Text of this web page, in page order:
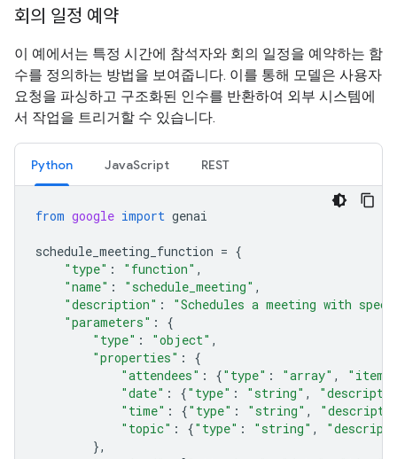
회의 일정 예약
이 예에서는 특정 시간에 참석자와 회의 일정을 예약하는 함
수를 정의하는 방법을 보여줍니다. 이를 통해 모델은 사용자
요청을 파싱하고 구조화된 인수를 반환하여 외부 시스템에
서 작업을 트리거할 수 있습니다.
Python JavaScript REST
from google import genai
schedule_meeting_function = {
"type" : "function" ,
"name" : "schedule_meeting" ,
"description" :
"Schedules a meeting with
"parameters" :
{
"type" : "object" ,
"properties" :
{
"attendees" : {"type" : "array" ,
"date" : {"type" : "string" ,
"time" : {"type" : "string" ,
"topic" : {"type" : "string" ,
},